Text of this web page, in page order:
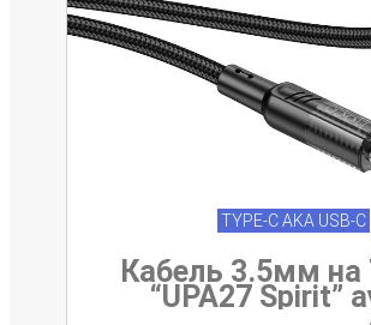
TYPE-C AKA USB-C
Кабель 3.5мм на
“UPA27 Spirit”